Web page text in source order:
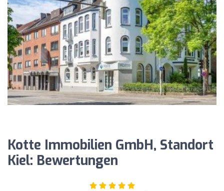
Kotte Immobilien GmbH, Standort
Kiel: Bewertungen